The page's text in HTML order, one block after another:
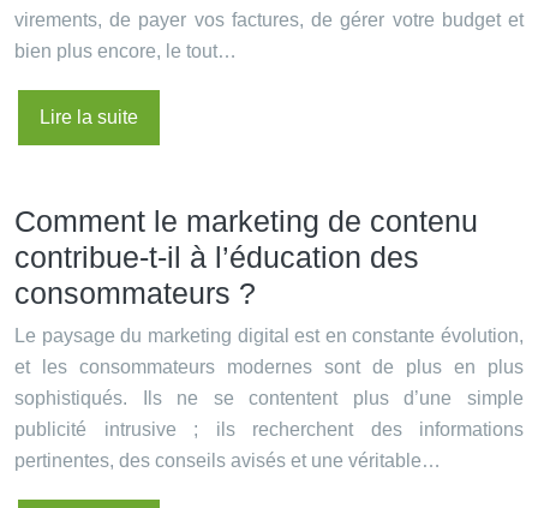
virements, de payer vos factures, de gérer votre budget et
bien plus encore, le tout…
Lire la suite
Comment le marketing de contenu
contribue-t-il à l’éducation des
consommateurs ?
Le paysage du marketing digital est en constante évolution,
et les consommateurs modernes sont de plus en plus
sophistiqués. Ils ne se contentent plus d’une simple
publicité intrusive ; ils recherchent des informations
pertinentes, des conseils avisés et une véritable…